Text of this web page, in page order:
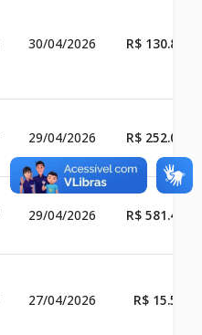
30/04/2026 R$
29/04/2026 R$
29/04/2026 R$
27/04/2026 R$